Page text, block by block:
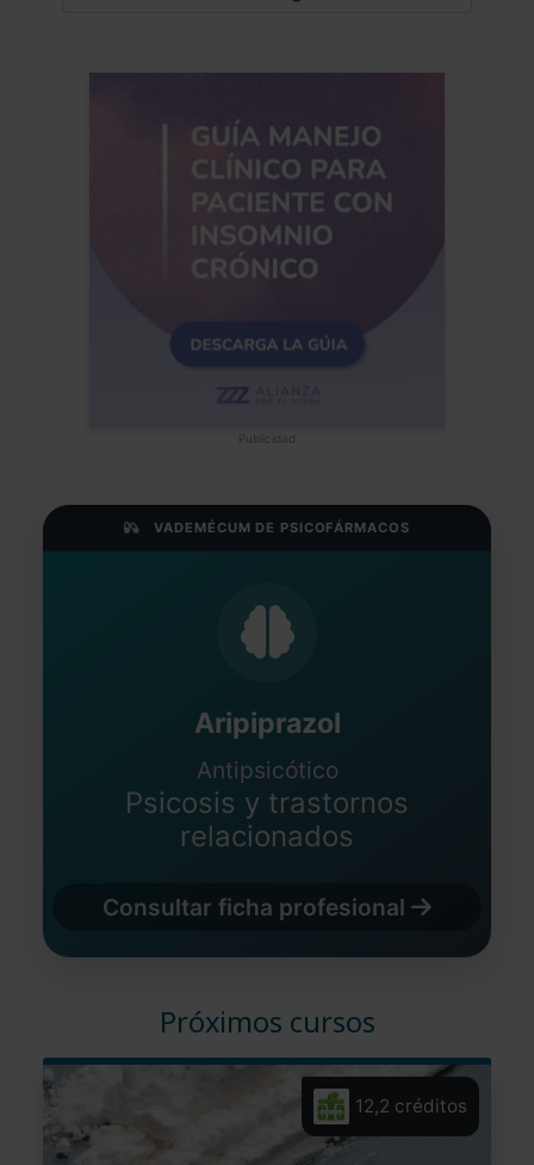
Publicidad
VADEMÉCUM DE PSICOFÁRMACOS
Aripiprazol
Antipsicótico
Psicosis y trastornos
relacionados
Consultar ficha profesional
Próximos cursos
12,2 créditos